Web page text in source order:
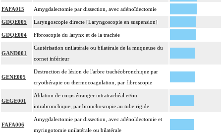
FAFA015 Amygdalectomie par dissection, avec adénoïdectomie
GDQE005 Laryngoscopie directe [Laryngoscopie en suspension]
GDQE004 Fibroscopie du larynx et de la trachée
GAND001
Cautérisation unilatérale ou bilatérale de la muqueuse du
cornet inférieur
GENE005
Destruction de lésion de l'arbre trachéobronchique par
cryothérapie ou thermocoagulation, par fibroscopie
GEGE001
Ablation de corps étranger intratrachéal et/ou
intrabronchique, par bronchoscopie au tube rigide
FAFA006
Amygdalectomie par dissection, avec adénoïdectomie et
myringotomie unilatérale ou bilatérale